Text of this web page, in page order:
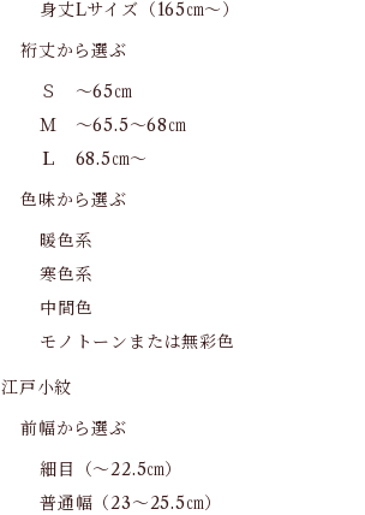
身丈Lサイズ（165㎝～）
裄丈から選ぶ
Ｓ ～65㎝
Ｍ ～65.5～68㎝
Ｌ 68.5㎝～
色味から選ぶ
暖色系
寒色系
中間色
モノトーンまたは無彩色
江戸小紋
前幅から選ぶ
細目（～22.5㎝）
普通幅（23～25.5㎝）